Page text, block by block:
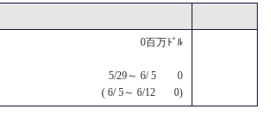
0百万ﾄﾞﾙ
5/29～ 6/ 5 0
( 6/ 5～ 6/12 0)